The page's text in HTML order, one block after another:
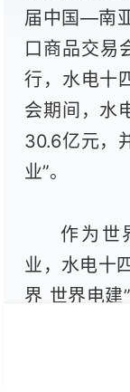
届中国—南
口商品交易
行，水电十
会期间，水
30.6亿元，
业”。
作为世
业，水电十
界 世界电建